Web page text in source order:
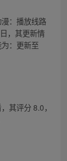
：播放线路
，其更新情
：更新至
其评分 8.0，